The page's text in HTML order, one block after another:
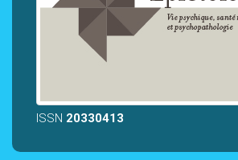
ISSN 20330413